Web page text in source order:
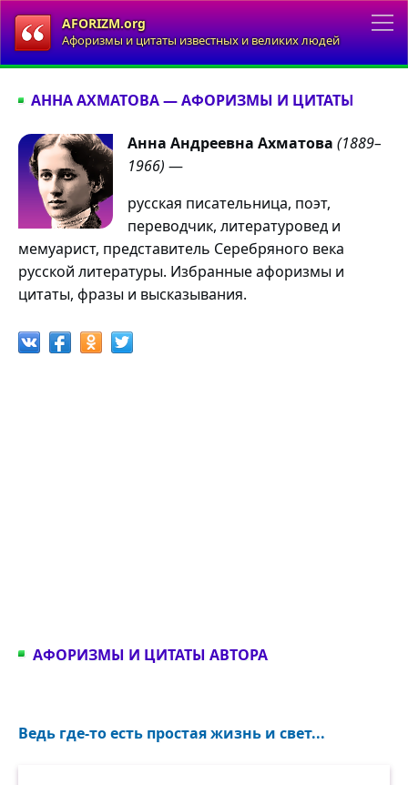
AFORIZM.org
Афоризмы и цитаты известных и великих людей
АННА АХМАТОВА — АФОРИЗМЫ И ЦИТАТЫ
Анна Андреевна Ахматова (1889–
1966) —
русская писательница, поэт,
переводчик, литературовед и
мемуарист, представитель Серебряного века
русской литературы. Избранные афоризмы и
цитаты, фразы и высказывания.
АФОРИЗМЫ И ЦИТАТЫ АВТОРА
Ведь где-то есть простая жизнь и свет...